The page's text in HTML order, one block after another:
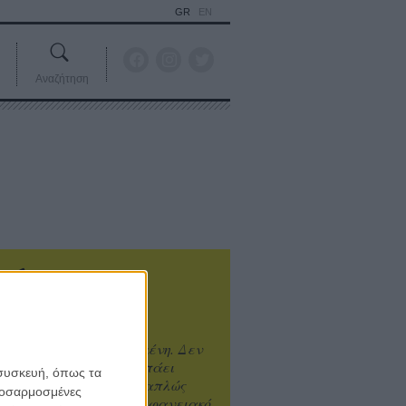
όπως τα
GR EN
Αναζήτηση
είναι υπερτιμημένη. Δεν
καλύτερο, δεν σε πάει
η επιτυχία. Είναι απλώς